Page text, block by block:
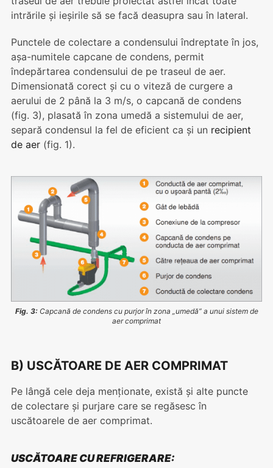
intrările și ieșirile să se facă deasupra sau în lateral.
Punctele de colectare a condensului îndreptate în jos,
așa-numitele capcane de condens, permit
îndepărtarea condensului de pe traseul de aer.
Dimensionată corect și cu o viteză de curgere a
aerului de 2 până la 3 m/s, o capcană de condens
(fig. 3), plasată în zona umedă a sistemului de aer,
separă condensul la fel de eficient ca și un recipient
de aer (fig. 1).
Fig. 3:Capcană de condens cu purjor în zona „umedă” a unui sistem de
aer comprimat
B) USCĂTOARE DE AER COMPRIMAT
Pe lângă cele deja menționate, există și alte puncte
de colectare și purjare care se regăsesc în
uscătoarele de aer comprimat.
USCĂTOARE CU REFRIGERARE: